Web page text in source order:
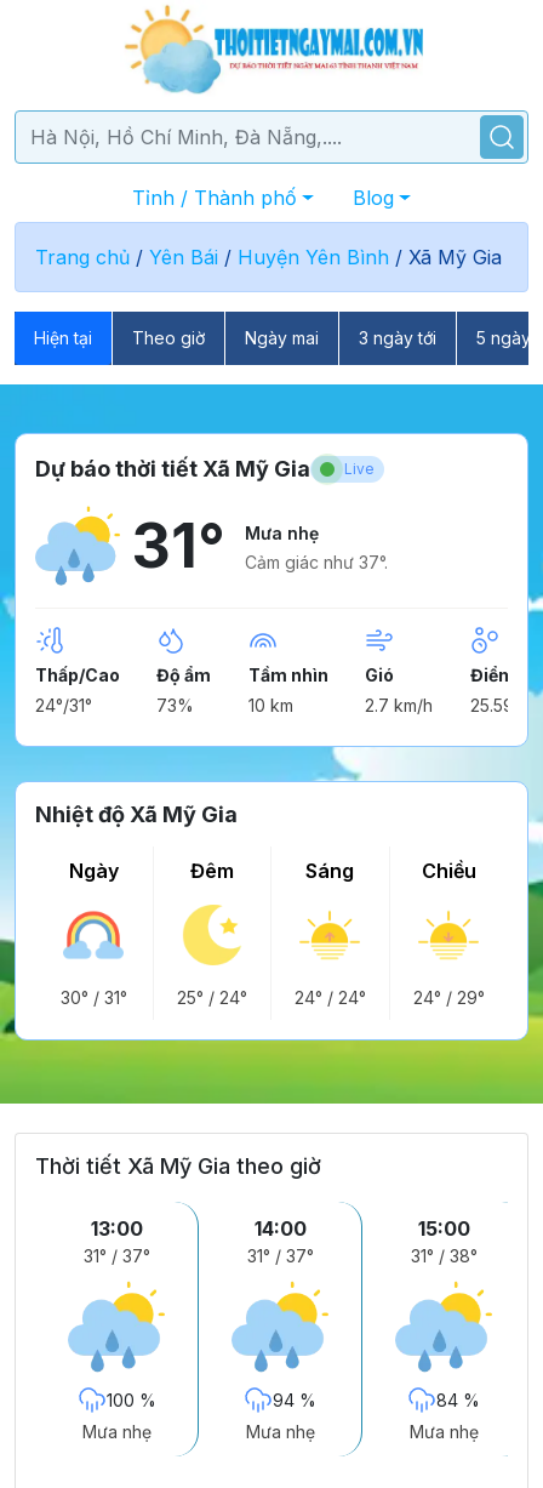
Tỉnh / Thành phố Blog
Trang chủ / Yên Bái / Huyện Yên Bình / Xã Mỹ Gia
Hiện tại Theo giờ Ngày mai 3 ngày tới 5 ngày
Dự báo thời tiết Xã Mỹ Gia Live
31°
Mưa nhẹ
Cảm giác như 37°.
Thấp/Cao
24°/31°
Độ ẩm
73%
Tầm nhìn
10 km
Gió
2.7 km/h
Điểm
25.59°
Nhiệt độ Xã Mỹ Gia
Ngày
30° / 31°
Đêm
25° / 24°
Sáng
24° / 24°
Chiều
24° / 29°
Thời tiết Xã Mỹ Gia theo giờ
13:00
31° / 37°
100 %
Mưa nhẹ
14:00
31° / 37°
94 %
Mưa nhẹ
15:00
31° / 38°
84 %
Mưa nhẹ